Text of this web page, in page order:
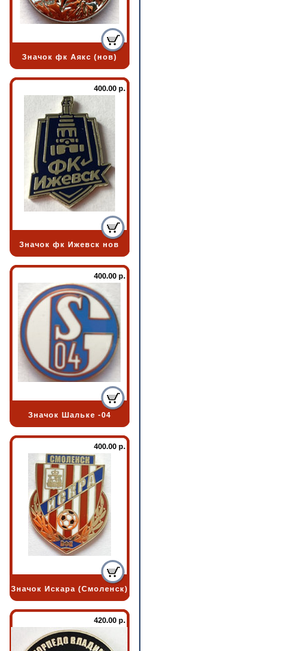
Значок фк Аякс (нов)
400.00 р.
Значок фк Ижевск нов
400.00 р.
Значок Шальке -04
400.00 р.
Значок Искара (Смоленск)
420.00 р.